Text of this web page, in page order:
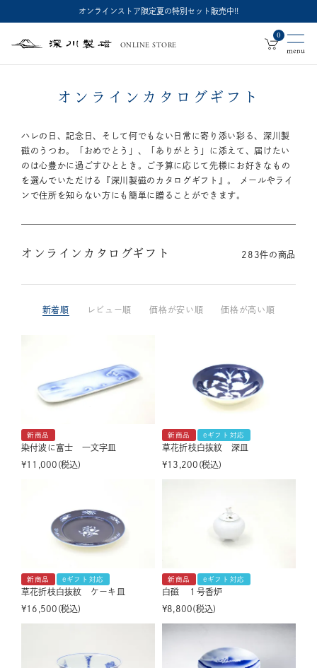
オンラインストア限定夏の特別セット販売中!!
深
製
ONLINE STORE
0
オンラインカタログギフト
ハレの日、記念日、そして何でもない日常に寄り添い彩る、深川製
磁のうつわ。「おめでとう」、「ありがとう」に添えて、届けたい
のは心豊かに過ごすひととき。
ご予算に応じて先様にお好きなもの
を選んでいただける『深川製磁のカタログギフト』。 メールやライ
ンで住所を知らない方にも簡単に贈ることができます。
オンラインカタログギフト 283件の商品
新着順 レビュー順 価格が安い順 価格が高い順
新商品
染付波に富士 一文字皿
¥11,000 税込
新商品 eギフト対応
草花折枝白抜紋 深皿
¥13,200 税込
新商品 eギフト対応
草花折枝白抜紋 ケーキ皿
¥16,500 税込
新商品 eギフト対応
白磁 １号香炉
¥8,800 税込